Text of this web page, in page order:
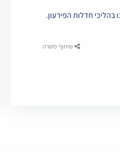
חדלות הפירעון.
שיתוף משרה